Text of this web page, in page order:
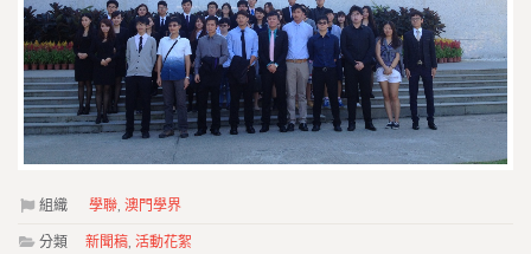
組織 學聯 澳門學界
分類 新聞稿 活動花絮